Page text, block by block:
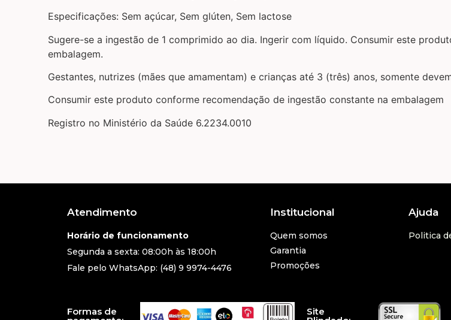
Especificações: Sem açúcar, Sem glúten, Sem lactose
Sugere-se a ingestão de 1 comprimido ao dia. Ingerir com líquido. Consumir este
embalagem.
Gestantes, nutrizes (mães que amamentam) e crianças até 3 (três) anos, somente
Consumir este produto conforme recomendação de ingestão constante na embalagem
Registro no Ministério da Saúde 6.2234.0010
Atendimento
Horário de funcionamento
Segunda a sexta: 08:00h às 18:00h
Fale pelo WhatsApp: (48) 9 9974-4476
Institucional
Quem somos
Garantia
Promoções
Ajuda
Politica
Formas de Site